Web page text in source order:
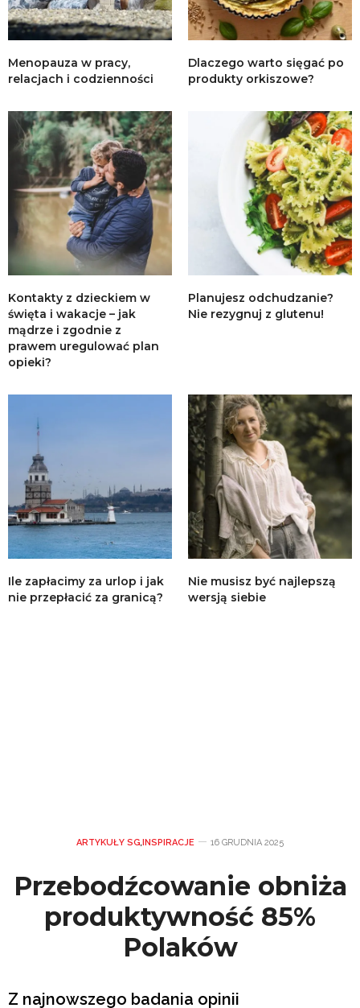
Menopauza w pracy,
relacjach i codzienności
Dlaczego warto sięgać po
produkty orkiszowe?
Kontakty z dzieckiem w
święta i wakacje – jak
mądrze i zgodnie z
prawem uregulować plan
opieki?
Planujesz odchudzanie?
Nie rezygnuj z glutenu!
Ile zapłacimy za urlop i jak
nie przepłacić za granicą?
Nie musisz być najlepszą
wersją siebie
ARTYKUŁY SG,INSPIRACJE 16 GRUDNIA 2025
Przebodźcowanie obniża
produktywność 85%
Polaków
Z najnowszego badania opinii